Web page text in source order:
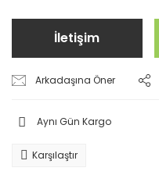
İletişim
Arkadaşına Öner
Aynı Gün Kargo
Karşılaştır